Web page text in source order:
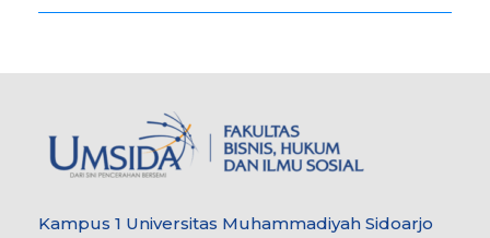
Kampus 1 Universitas Muhammadiyah Sidoarjo